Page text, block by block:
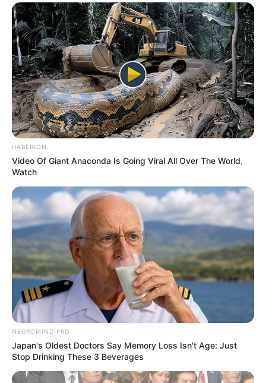
HABERION
Video Of Giant Anaconda Is Going Viral All Over The World.
Watch
NEUROMIND PRO
Japan's Oldest Doctors Say Memory Loss Isn't Age: Just
Stop Drinking These 3 Beverages